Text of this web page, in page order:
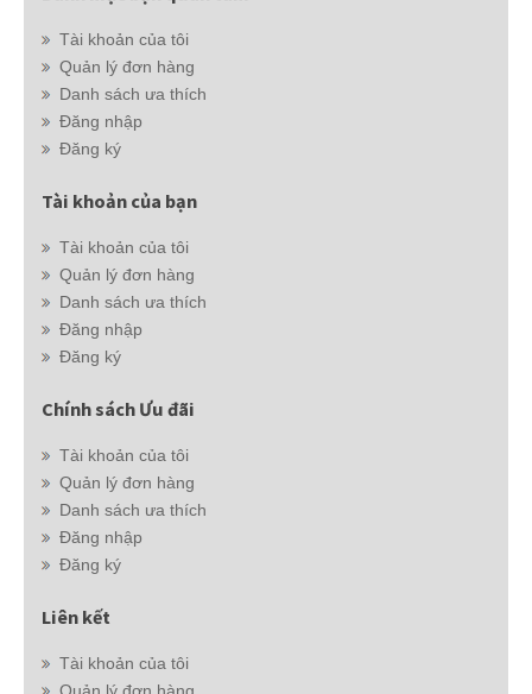
Tài khoản của tôi
Quản lý đơn hàng
Danh sách ưa thích
Đăng nhập
Đăng ký
Tài khoản của bạn
Tài khoản của tôi
Quản lý đơn hàng
Danh sách ưa thích
Đăng nhập
Đăng ký
Chính sách Ưu đãi
Tài khoản của tôi
Quản lý đơn hàng
Danh sách ưa thích
Đăng nhập
Đăng ký
Liên kết
Tài khoản của tôi